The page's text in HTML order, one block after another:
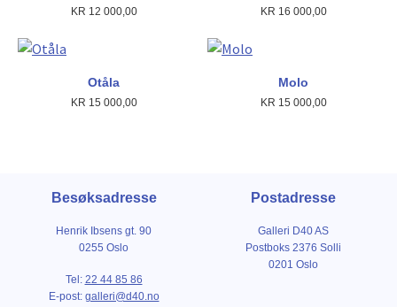
KR 12 000,00 KR 16 000,00
Otåla
KR 15 000,00
Molo
KR 15 000,00
Besøksadresse
Henrik Ibsens gt. 90
0255 Oslo
Tel: 22 44 85 86
E-post: galleri@d40.no
Postadresse
Galleri D40 AS
Postboks 2376 Solli
0201 Oslo